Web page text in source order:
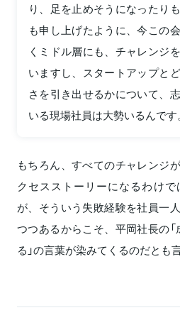
り、足を止めそうになったり
も申し上げたように、今この
くミドル層にも、チャレンジ
いますし、スタートアップと
さを引き出せるかについて、
いる現場社員は大勢いるんです。
もちろん、すべてのチャレンジ
クセスストーリーになるわけ
が、そういう失敗経験を社員一
つつあるからこそ、平岡社長の
る」の言葉が染みてくるのだとも言